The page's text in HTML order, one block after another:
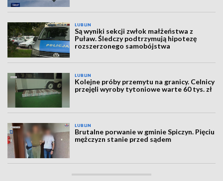
LUBLIN
Są wyniki sekcji zwłok małżeństwa z
Puław. Śledczy podtrzymują hipotezę
rozszerzonego samobójstwa
LUBLIN
Kolejne próby przemytu na granicy. Celnicy
przejęli wyroby tytoniowe warte 60 tys. zł
LUBLIN
Brutalne porwanie w gminie Spiczyn. Pięciu
mężczyzn stanie przed sądem